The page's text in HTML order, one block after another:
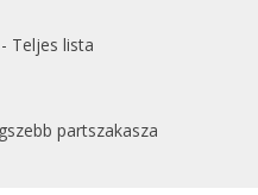
Teljes lista
partszakasza